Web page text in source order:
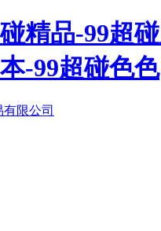
精品-99超
-99超碰色色
限公司